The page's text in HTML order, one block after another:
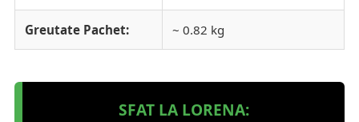
Greutate Pachet: ~ 0.82 kg
SFAT LA LORENA: